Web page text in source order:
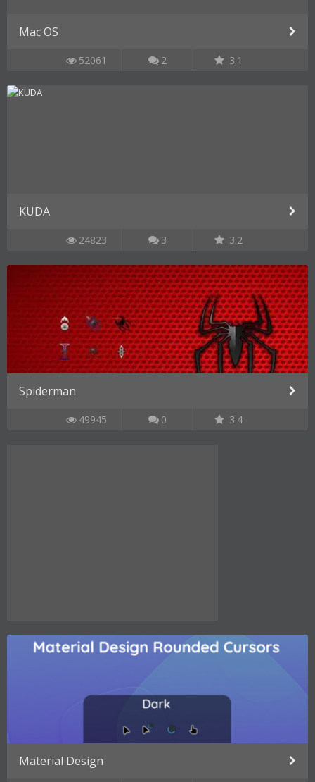
Mac OS
52061 2 3.1
KUDA
24823 3 3.2
Spiderman
49945 0 3.4
Material Design